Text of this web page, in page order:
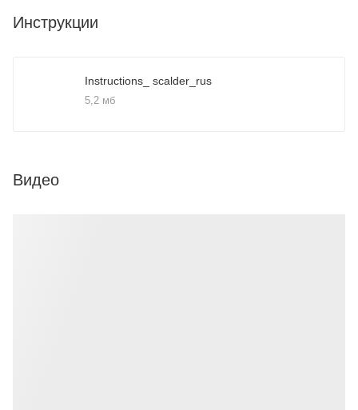
Инструкции
Instructions_ scalder_rus
5,2 мб
Видео